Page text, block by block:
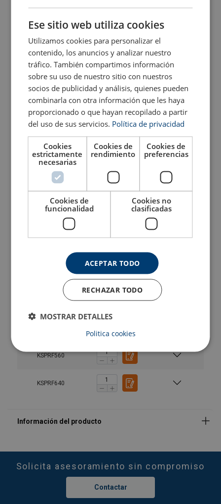
KCPRF140
KCPRF160
KCPRF180
KCPRF240
KCPRF280
KCPRF320
KSPRF560
KSPRF640
Material:
Marcado:
Acabado:
Solicita asesoramiento sin compromiso
Contactar
ENGLISH TRANSLATION
Ese sitio web utiliza cookies
Utilizamos cookies para personalizar el
contenido, los anuncios y analizar nuestro
tráfico. También compartimos información
sobre su uso de nuestro sitio con nuestros
socios de publicidad y análisis, quienes pueden
combinarla con otra información que les haya
proporcionado o que hayan recopilado a partir
del uso de sus servicios. Política de privacidad
Cookies
estrictamente
necesarias
Cookies de
rendimiento
Cookies de
preferencias
Cookies de
funcionalidad
Cookies no
clasificadas
ACEPTAR TODO
RECHAZAR TODO
MOSTRAR DETALLES
Politica cookies